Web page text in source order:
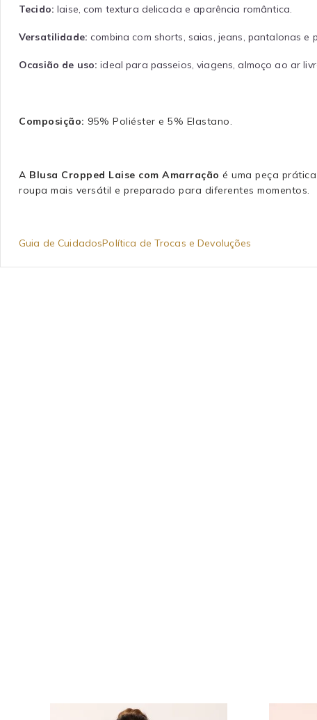
Tecido: laise, com textura delicada e aparência romântica.
Versatilidade: combina com shorts, saias, jeans, pantalonas e
Ocasião de uso: ideal para passeios, viagens, almoço ao ar
Composição: 95% Poliéster e 5% Elastano.
A Blusa Cropped Laise com Amarração é uma peça
roupa mais versátil e preparado para diferentes momentos.
Guia de CuidadosPolítica de Trocas e Devoluções